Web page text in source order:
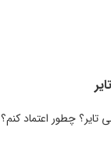
تایر؟ چطور اعتماد کنم؟